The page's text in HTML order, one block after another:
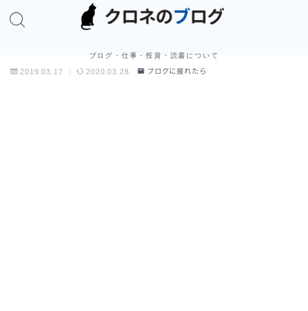
ブログ・仕事・投資・読書について
2019.03.17 2020.03.28 ブログに疲れたら